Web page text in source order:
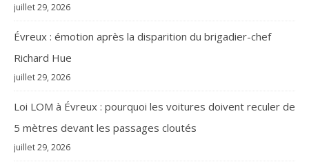
juillet 29, 2026
Évreux : émotion après la disparition du brigadier-chef
Richard Hue
juillet 29, 2026
Loi LOM à Évreux : pourquoi les voitures doivent reculer de
5 mètres devant les passages cloutés
juillet 29, 2026